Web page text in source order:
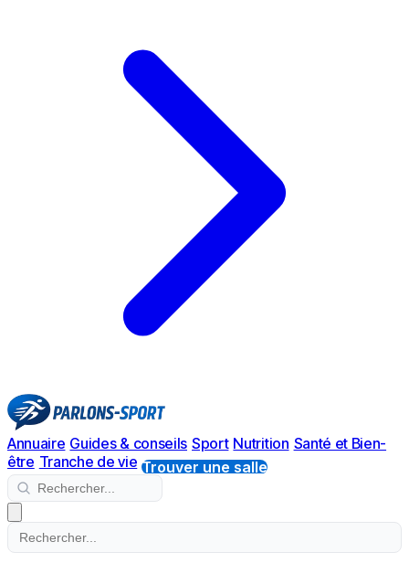
Annuaire Guides & conseils Sport Nutrition Santé et Bien-
être Tranche de vie Trouver une salle